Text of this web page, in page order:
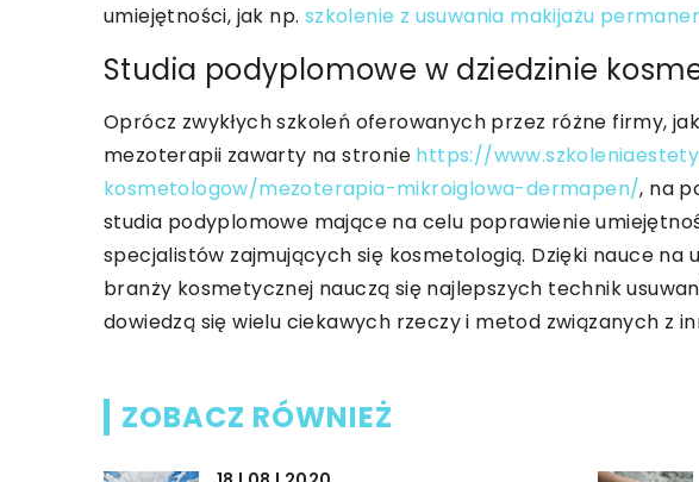
umiejętności, jak np. szkolenie z usuwania makijażu
Studia podyplomowe w dziedzinie
Oprócz zwykłych szkoleń oferowanych przez różne firmy,
mezoterapii zawarty na stronie https://
kosmetologow/mezoterapia-mikroiglowa-dermapen/, na
studia podyplomowe mające na celu poprawienie
specjalistów zajmujących się kosmetologią. Dzięki nauce na
branży kosmetycznej nauczą się najlepszych technik
dowiedzą się wielu ciekawych rzeczy i metod związanych z
ZOBACZ RÓWNIEŻ